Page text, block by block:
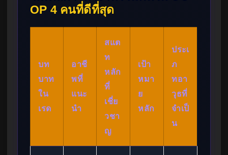
OP 4 คนที่ดีที่สุด
บท
บาท
ใน
เรด
อาชี
พที่
แนะ
นำ
สแต
ท
หลัก
ที่
เชี่ย
วชา
ญ
เป้า
หมา
ย
หลัก
ประเ
ภ
ทอา
วุธที่
จำเป็
น